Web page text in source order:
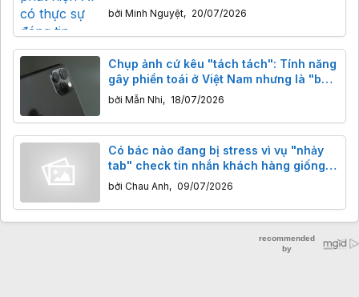
bởi Minh Nguyệt, 20/07/2026
Chụp ảnh cứ kêu "tách tách": Tính năng
gây phiền toái ở Việt Nam nhưng là "bùa
hộ mệnh" tại Nhật Bản
bởi Mẫn Nhi, 18/07/2026
Có bác nào đang bị stress vì vụ "nhảy
tab" check tin nhắn khách hàng giống
em không?
bởi Chau Anh, 09/07/2026